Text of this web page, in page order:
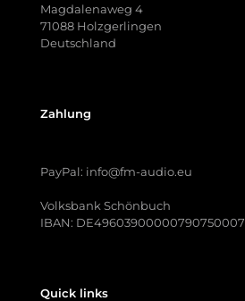
Magdalenaweg 4
71088 Holzgerlingen
Deutschland
Zahlung
PayPal: info@fm-audio.eu
Volksbank Schönbuch
IBAN: DE49603900000790750007
Quick links